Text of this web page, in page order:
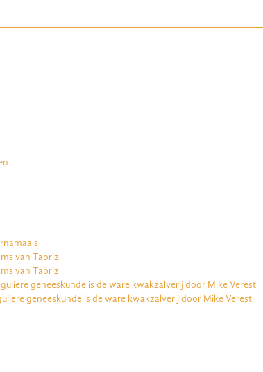
van Tabriz
van Tabriz
geneeskunde is de ware kwakzalverij door Mike Verest
geneeskunde is de ware kwakzalverij door Mike Verest